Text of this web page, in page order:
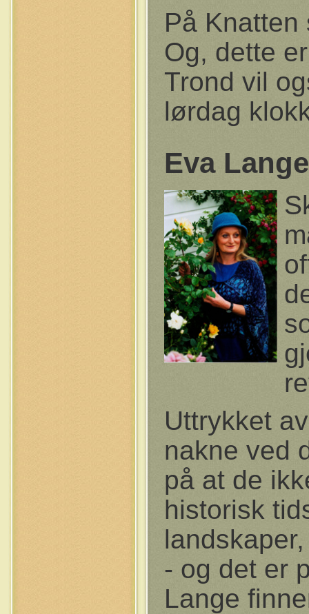
På
Og, dette
Trond vil
lørdag
Eva
Uttrykket
nakne ved
på at de
historisk
- og det er
Lange